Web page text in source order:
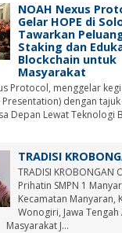
NOAH Nexus
Gelar HOPE di
Tawarkan
Staking dan
Blockchain untuk
Masyarakat
Protocol, menggelar
dengan tajuk
Depan Lewat Teknologi
TRADISI
TRADISI KROBONGAN
Prihatin SMPN 1
Kecamatan Manyaran,
Wonogiri, Jawa Tengah
J...